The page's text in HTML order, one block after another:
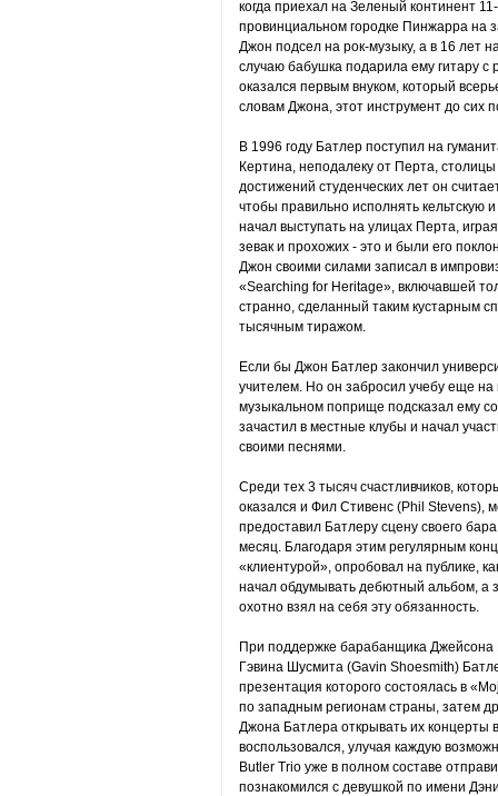
когда приехал на Зеленый континент
провинциальном городке Пинжарра на
Джон подсел на рок-музыку, а в 16 лет
случаю бабушка подарила ему гитару
оказался первым внуком, который
словам Джона, этот инструмент до сих
В 1996 году Батлер поступил на
Кертина, неподалеку от Перта,
достижений студенческих лет он
чтобы правильно исполнять кельтскую
начал выступать на улицах Перта,
зевак и прохожих - это и были его
Джон своими силами записал в
«Searching for Heritage», включавшей
странно, сделанный таким кустарным
тысячным тиражом.
Если бы Джон Батлер закончил
учителем. Но он забросил учебу еще
музыкальном поприще подсказал ему
зачастил в местные клубы и начал
своими песнями.
Среди тех 3 тысяч счастливчиков,
оказался и Фил Стивенс (Phil Stevens),
предоставил Батлеру сцену своего
месяц. Благодаря этим регулярным
«клиентурой», опробовал на публике,
начал обдумывать дебютный альбом, а
охотно взял на себя эту обязанность.
При поддержке барабанщика Джейсона
Гэвина Шусмита (Gavin Shoesmith)
презентация которого состоялась в
по западным регионам страны, затем
Джона Батлера открывать их концерты
воспользовался, улучая каждую
Butler Trio уже в полном составе
познакомился с девушкой по имени